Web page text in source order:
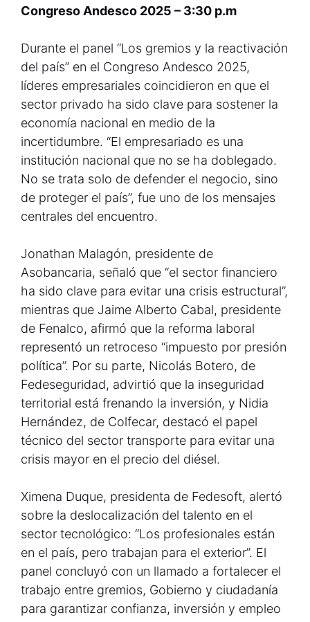
Congreso Andesco 2025 – 3:30 p.m
Durante el panel “Los gremios y la reactivación
del país” en el Congreso Andesco 2025,
líderes empresariales coincidieron en que el
sector privado ha sido clave para sostener la
economía nacional en medio de la
incertidumbre. “El empresariado es una
institución nacional que no se ha doblegado.
No se trata solo de defender el negocio, sino
de proteger el país”, fue uno de los mensajes
centrales del encuentro.
Jonathan Malagón, presidente de
Asobancaria, señaló que “el sector financiero
ha sido clave para evitar una crisis estructural”,
mientras que Jaime Alberto Cabal, presidente
de Fenalco, afirmó que la reforma laboral
representó un retroceso “impuesto por presión
política”. Por su parte, Nicolás Botero, de
Fedeseguridad, advirtió que la inseguridad
territorial está frenando la inversión, y Nidia
Hernández, de Colfecar, destacó el papel
técnico del sector transporte para evitar una
crisis mayor en el precio del diésel.
Ximena Duque, presidenta de Fedesoft, alertó
sobre la deslocalización del talento en el
sector tecnológico: “Los profesionales están
en el país, pero trabajan para el exterior”. El
panel concluyó con un llamado a fortalecer el
trabajo entre gremios, Gobierno y ciudadanía
para garantizar confianza, inversión y empleo